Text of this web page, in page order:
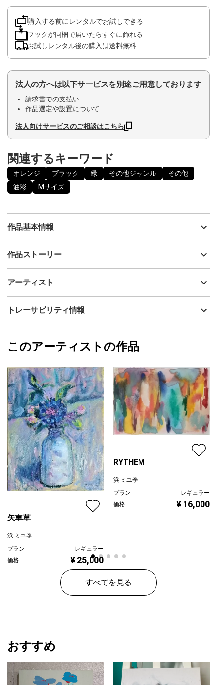
購入する前にレンタルでお試しできる
フックが同梱で届いたらすぐに飾れる
お試しレンタル後の購入は送料無料
法人の方へは以下サービスを別途ご用意しております
請求書での支払い
作品選定や設置について
法人向けサービスのご相談はこちら
関連するキーワード
オレンジ ブラック 緑 その他ジャンル
その他
油彩
Mサイズ
作品基本情報
出品者
制作年
技法
油彩
カラー
オレンジ
緑
ジャンル
その他ジャンル
配送目安
二週間以内
作品ストーリー
ズマリーのさがる片隅を落ち着いた色彩で表現しました。お部屋
アーティスト
浜 ミユ季
フォローする
トレーサビリティ情報
浜 ミユ季
このアーティストの作品
矢車草
浜 ミユ季
プラン
レギュラー
価格
¥ 25,000
RYTHEM
浜 ミユ季
プラン
レギュラー
価格
¥ 16,000
すべてを見る
おすすめ